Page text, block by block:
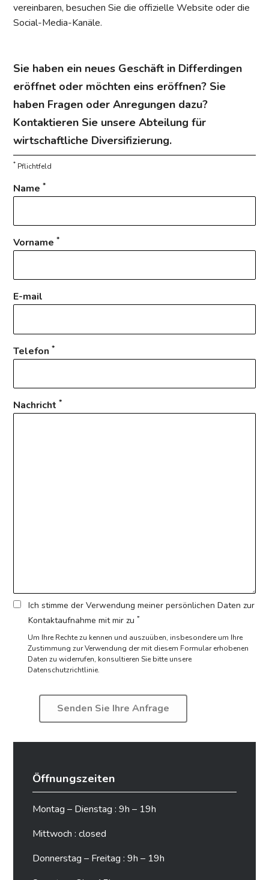
vereinbaren, besuchen Sie die offizielle Website oder die
Social-Media-Kanäle.
Sie haben ein neues Geschäft in Differdingen
eröffnet oder möchten eins eröffnen? Sie
haben Fragen oder Anregungen dazu?
Kontaktieren Sie unsere Abteilung für
wirtschaftliche Diversifizierung.
* Pflichtfeld
Name*
Vorname*
E-mail
Telefon*
Nachricht*
Ich stimme der Verwendung meiner persönlichen Daten zur
Kontaktaufnahme mit mir zu *
Um Ihre Rechte zu kennen und auszuüben, insbesondere um Ihre
Zustimmung zur Verwendung der mit diesem Formular erhobenen
Daten zu widerrufen, konsultieren Sie bitte unsere
Datenschutzrichtlinie.
Öffnungszeiten
Montag – Dienstag : 9h – 19h
Mittwoch : closed
Donnerstag – Freitag : 9h – 19h